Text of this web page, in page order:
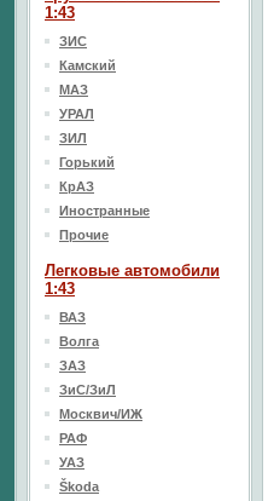
1:43
ЗИС
Камский
МАЗ
УРАЛ
ЗИЛ
Горький
КрАЗ
Иностранные
Прочие
Легковые автомобили
1:43
ВАЗ
Волга
ЗАЗ
ЗиС/ЗиЛ
Москвич/ИЖ
РАФ
УАЗ
Škoda